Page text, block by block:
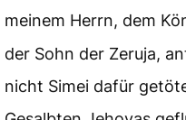
meinem Herrn, dem
der Sohn der Zeruja,
nicht Simei dafür